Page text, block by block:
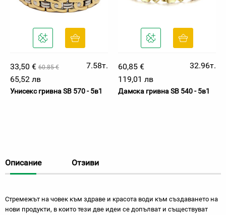
33,50 € 60.85 €
7.58т.
65,52 лв
Унисекс гривна SB 570 - 5в1
60,85 €
32.96т.
119,01 лв
Дамска гривна SB 540 - 5в1
Описание Отзиви
Стремежът на човек към здраве и красота води към създаването на
нови продукти, в които тези две идеи се допълват и съществуват